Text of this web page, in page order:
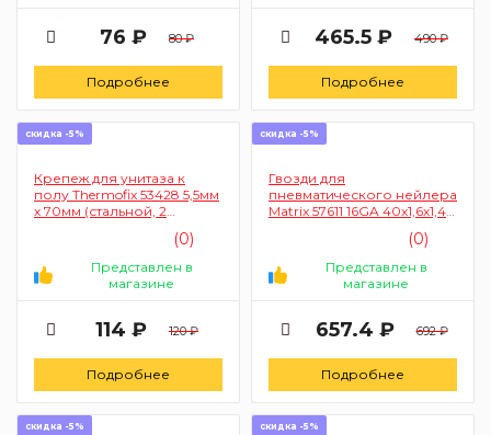
76 ₽ 80 ₽
Подробнее
465.5 ₽ 490 ₽
Подробнее
скидка -5%
Крепеж для унитаза к
полу Thermofix 53428 5,5мм
х 70мм (стальной, 2
(0)
Представлен в
магазине
114 ₽ 120 ₽
Подробнее
скидка -5%
Гвозди для
пневматического нейлера
Matrix 57611 16GA 40х1,6х1,4
(0)
Представлен в
магазине
657.4 ₽ 692 ₽
Подробнее
скидка -5% скидка -5%